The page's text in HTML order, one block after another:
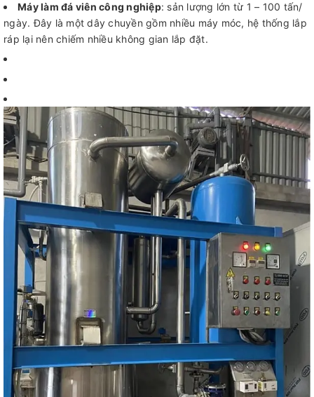
Máy làm đá viên công nghiệp: sản lượng lớn từ 1 – 100 tấn/
ngày. Đây là một dây chuyền gồm nhiều máy móc, hệ thống lắp
ráp lại nên chiếm nhiều không gian lắp đặt.